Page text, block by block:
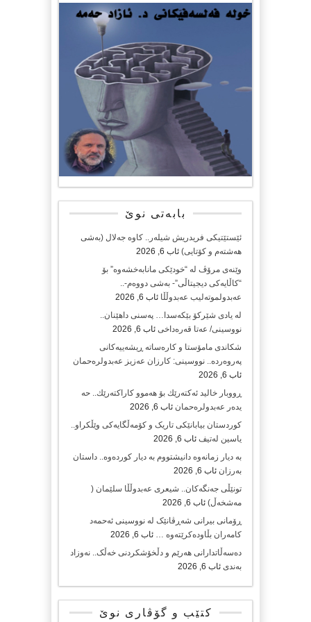
عەبدولڕەحمان
فەرهادی
بابەتی نوێ
ئێستێتیکی فریدریش شیلەر.. کاوە جەلال (بەشی
هەشتەم و کۆتایی) ئاب 6, 2026
وێنەی مرۆڤ لە “خودێکی مانابەخشەوە” بۆ
“کاڵایەکی دیجیتاڵی”- بەشی دووەم-..
عەبدولموتەلیب عەبدوڵڵا ئاب 6, 2026
لە یادی شێرکۆ بێکەسدا… پەسنی داهێنان..
نووسینی/ عەتا قەرەداخی ئاب 6, 2026
شکاندی مامۆستا و کارەساتە ڕیشەییەکانی
پەروەردە.. نووسینی: کارزان عەزیز عەبدولرەحمان
ئاب 6, 2026
ڕووبار خالید ئەكتەرێك بۆ هەموو كاراكتەرێك.. حه
یدەر عەبدولرەحمان ئاب 6, 2026
کوردستان بیابانێکی تاریک و کۆمەڵگایەکی وێڵکراو..
یاسین لەتیف ئاب 6, 2026
بە دیار زمانەوە دانیشتووم بە دیار کوردەوە.. داستان
بەرزان ئاب 6, 2026
تونێڵی جەنگەکان.. شیعری عەبدوڵڵا سلێمان (
مەشخەڵ) ئاب 6, 2026
ڕۆمانی بیرانی شەڕڤانێک لە نووسینی ئەحمەد
کامەران بڵاودەکرێتەوە …
ئاب 6, 2026
دەسەڵاتدارانی هەرێم و دڵخۆشکردنی خەڵک.. نەوزاد
بەندی ئاب 6, 2026
کتێب و گۆڤاری نوێ